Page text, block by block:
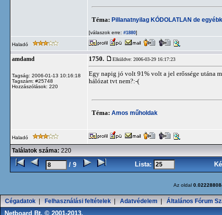
Téma: Pillanatnyilag KÓDOLATLAN de
[válaszok erre: #1880]
Haladó
amdamd
Tagság: 2006-01-13 10:16:18
Tagszám: #25748
Hozzászólások: 220
1750. Elküldve: 2006-03-29 16:17:23
Egy napig jó volt 91% volt a jel erőssége utána
hálózat tvt nem?:-(
Téma: Amos műholdak
Haladó
Találatok száma: 220
/ 9 Lista:
Az oldal
Cégadatok Felhasználási feltételek Adatvédelem Általános Fórum
Netboard Bt. © 2001-2013.